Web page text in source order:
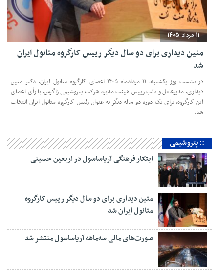
11 مرداد 1405
متین دیداری برای دو سال دیگر رییس کارگروه متانول ایران
شد
در نشست روز یکشنبه، ۱۱ مردادماه ۱۴۰۵ اعضای کارگروه متانول ایران، دکتر متین
دیداری، مدیرعامل و‌ نائب رییس هیئت مدیره شرکت پتروشیمی زاگرس، با رأی اعضای
این کارگروه، برای یک دوره دو ساله دیگر به عنوان رئیس کارگروه متانول ایران انتخاب
شد.
:: پتروشیمی
ابتکار فرهنگی آریاساسول در اربعین حسینی
متین دیداری برای دو سال دیگر رییس کارگروه
متانول ایران شد
صورت‌های مالی سه‌ماهه آریاساسول منتشر شد